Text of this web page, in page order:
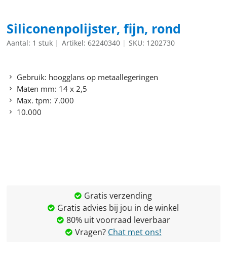
Siliconenpolijster, fijn, rond
Aantal: 1 stuk Artikel: 62240340 SKU: 1202730
Gebruik: hoogglans op metaallegeringen
Maten mm: 14 x 2,5
Max. tpm: 7.000
10.000
Gratis verzending
Gratis advies bij jou in de winkel
80% uit voorraad leverbaar
Vragen? Chat met ons!